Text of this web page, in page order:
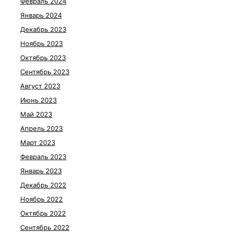
Январь 2024
Декабрь 2023
Ноябрь 2023
Октябрь 2023
Сентябрь 2023
Август 2023
Июнь 2023
Май 2023
Апрель 2023
Март 2023
Февраль 2023
Январь 2023
Декабрь 2022
Ноябрь 2022
Октябрь 2022
Сентябрь 2022